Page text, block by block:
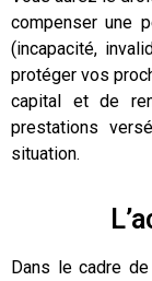
compenser une
(incapacité,
protéger vos
capital et de
prestations
situation.
Dans le cadre